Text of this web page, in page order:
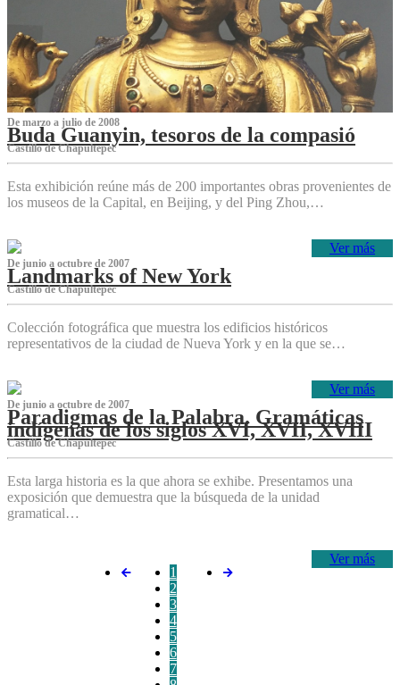
De marzo a julio de 2008
Buda Guanyin, tesoros de la compasió
Castillo de Chapultepec
Esta exhibición reúne más de 200 importantes obras provenientes de
los museos de la Capital, en Beijing, y del Ping Zhou,…
Ver más
De junio a octubre de 2007
Landmarks of New York
Castillo de Chapultepec
Colección fotográfica que muestra los edificios históricos
representativos de la ciudad de Nueva York y en la que se…
Ver más
De junio a octubre de 2007
Paradigmas de la Palabra. Gramáticas
indígenas de los siglos XVI, XVII, XVIII
Castillo de Chapultepec
Esta larga historia es la que ahora se exhibe. Presentamos una
exposición que demuestra que la búsqueda de la unidad
gramatical…
Ver más
1
2
3
4
5
6
7